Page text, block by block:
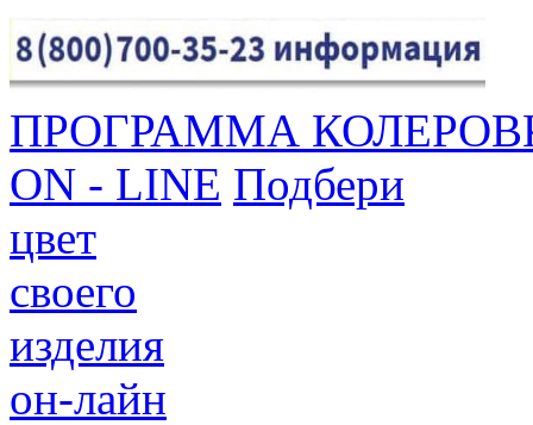
ПРОГРАММА
ON - LINE Подбери
цвет
своего
изделия
он-лайн